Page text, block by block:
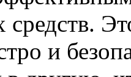
средств.
и